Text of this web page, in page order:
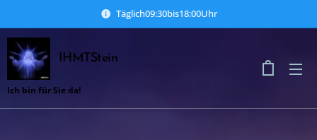
Täglich09:30bis18:00Uhr
IHMTStein
Ich bin für Sie da!